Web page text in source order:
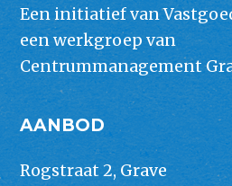
Een initiatief van
een werkgroep van
Centrummanagement
AANBOD
Rogstraat 2, Grave